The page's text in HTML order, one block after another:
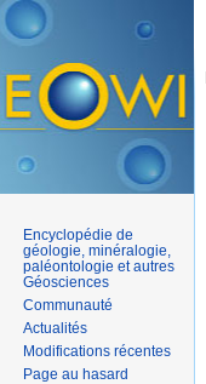
Encyclopédie de
géologie, minéralogie,
paléontologie et autres
Géosciences
Communauté
Actualités
Modifications récentes
Page au hasard